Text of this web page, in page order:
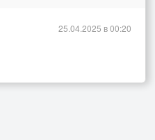
25.04.2025 в 00:20